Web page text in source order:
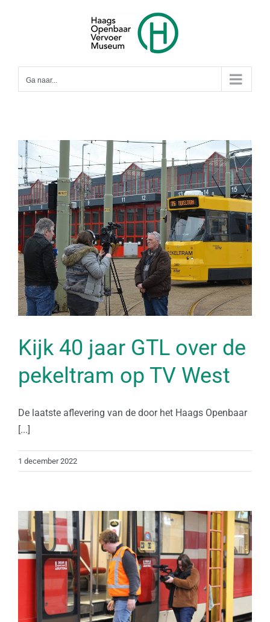
Ga naar...
Kijk 40 jaar GTL over de
pekeltram op TV West
De laatste aflevering van de door het Haags Openbaar
[...]
1 december 2022